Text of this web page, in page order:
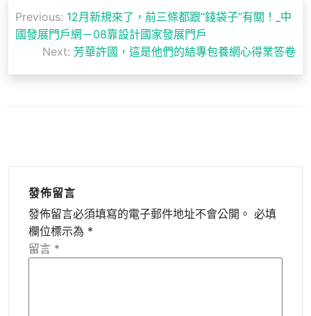
章
覽
Previous: 12月新規來了，前三條都跟“錢袋子”有關！_中
國發展門戶網－08靠設計國家發展門戶
Next: 芳華許國，這是他們的結專包養網心得業答卷
發佈留言
發佈留言必須填寫的電子郵件地址不會公開。 必填
欄位標示為 *
留言 *